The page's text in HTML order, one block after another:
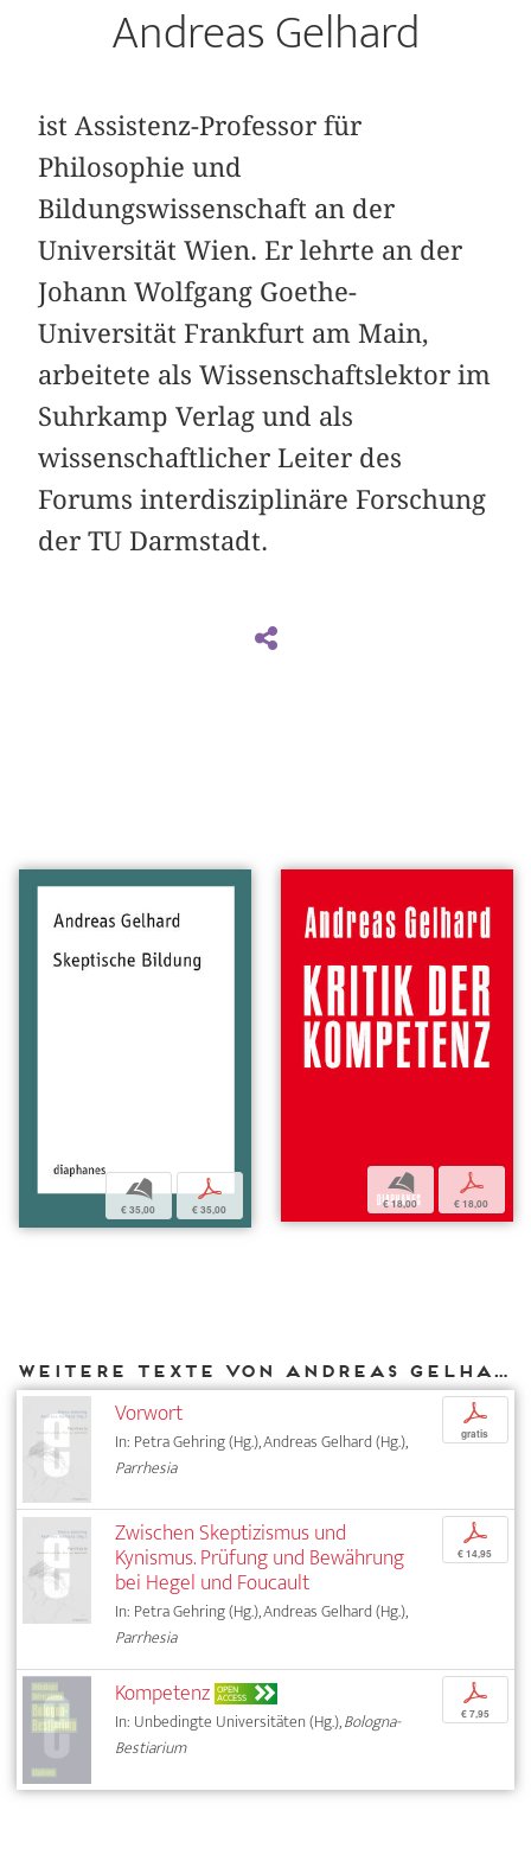
Andreas Gelhard
ist Assistenz-Professor für
Philosophie und
Bildungswissenschaft an der
Universität Wien. Er lehrte an der
Johann Wolfgang Goethe-
Universität Frankfurt am Main,
arbeitete als Wissenschaftslektor im
Suhrkamp Verlag und als
wissenschaftlicher Leiter des
Forums interdisziplinäre Forschung
der TU Darmstadt.
b
€ 35,00
p
€ 35,00
b
€ 18,00
p
€ 18,00
Weitere Texte von Andreas Gelhard bei DIAPHANES
Vorwort
In: Petra Gehring (Hg.), Andreas Gelhard (Hg.),
Parrhesia
p
gratis
Zwischen Skeptizismus und
Kynismus. Prüfung und Bewährung
bei Hegel und Foucault
In: Petra Gehring (Hg.), Andreas Gelhard (Hg.),
Parrhesia
p
€ 14,95
Kompetenz OPEN
ACCESS
In: Unbedingte Universitäten (Hg.),Bologna-
Bestiarium
p
€ 7,95